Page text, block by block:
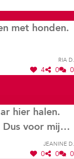
met honden.
Ria D.
4 0 0
hier halen.
voor mijn
Jeanine D.
0 0 0